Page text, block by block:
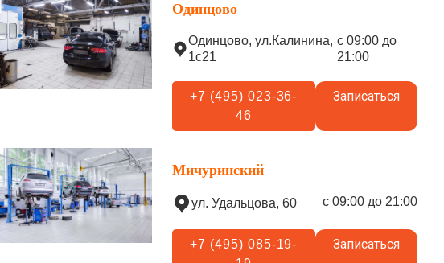
Одинцово
Одинцово, ул.Калинина,
1с21
с 09:00 до
21:00
+7 (495) 023-36-
46
Записаться
Мичуринский
ул. Удальцова, 60 с 09:00 до 21:00
+7 (495) 085-19-
Записаться